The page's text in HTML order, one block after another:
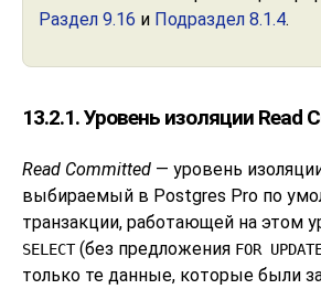
Раздел 9.16 и Подраздел 8.1.4.
13.2.1. Уровень изоляции Read
Read Committed — уровень
выбираемый в Postgres Pro по
транзакции, работающей на этом
SELECT(без предложения FOR
только те данные, которые были